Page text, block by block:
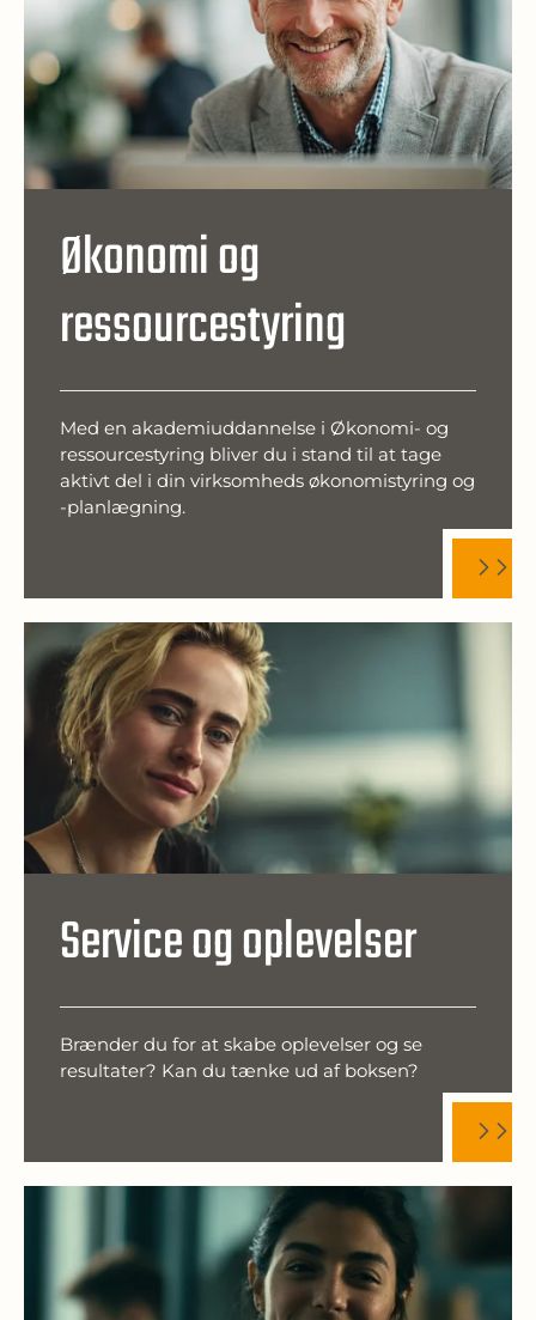
Økonomi og
ressourcestyring
Med en akademiuddannelse i Økonomi- og
ressourcestyring bliver du i stand til at tage
aktivt del i din virksomheds økonomistyring og
-planlægning.
Service og oplevelser
Brænder du for at skabe oplevelser og se
resultater? Kan du tænke ud af boksen?